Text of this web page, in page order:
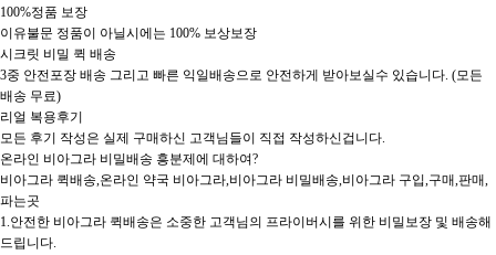
100%정품 보장
이유불문 정품이 아닐시에는 100% 보상보장
시크릿 비밀 퀵 배송
3중 안전포장 배송 그리고 빠른 익일배송으로 안전하게 받아보실수 있습니다. (모든
배송 무료)
리얼 복용후기
모든 후기 작성은 실제 구매하신 고객님들이 직접 작성하신겁니다.
온라인 비아그라 비밀배송 흥분제에 대하여?
비아그라 퀵배송,온라인 약국 비아그라,비아그라 비밀배송,비아그라 구입,구매,판매,
파는곳
1.안전한 비아그라 퀵배송은 소중한 고객님의 프라이버시를 위한 비밀보장 및 배송해
드립니다.